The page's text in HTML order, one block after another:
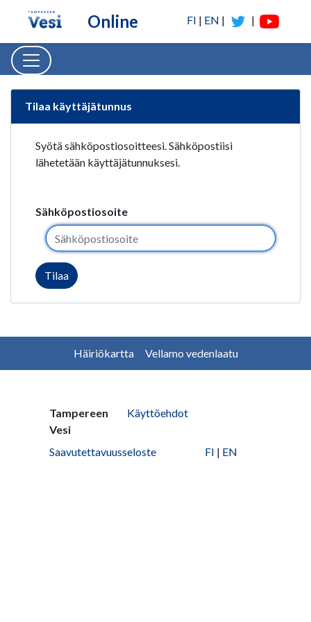
Hyppää sisältöön
Online FI | EN | |
Käyttäjätunnuksen
Tilaa käyttäjätunnus
Syötä sähköpostiosoitteesi. Sähköpostiisi
lähetetään käyttäjätunnuksesi.
Sähköpostiosoite
Tilaa
Häiriökartta Vellamo vedenlaatu
Tampereen
Vesi
Käyttöehdot
Saavutettavuusseloste FI | EN